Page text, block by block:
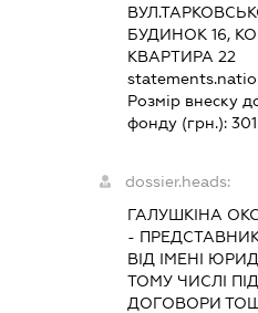
БУДИНОК 16,
КВАРТИРА 22
Розмір внеску
фонду (грн.):
dossier.heads:
ГАЛУШКІНА
- ПРЕДСТАВНИК
ВІД ІМЕНІ
ТОМУ ЧИСЛІ
ДОГОВОРИ